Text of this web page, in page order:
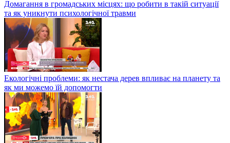
Домагання в громадських місцях: що робити в такій ситуації
та як уникнути психологічної травми
Екологічні проблеми: як нестача дерев впливає на планету та
як ми можемо їй допомогти